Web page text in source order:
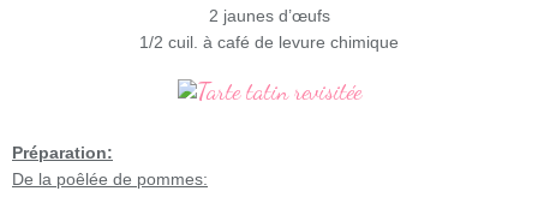
2 jaunes d’œufs
1/2 cuil. à café de levure chimique
Préparation:
De la poêlée de pommes: